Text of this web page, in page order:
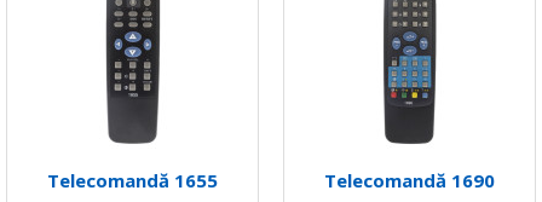
Telecomandă 1655 Telecomandă 1690